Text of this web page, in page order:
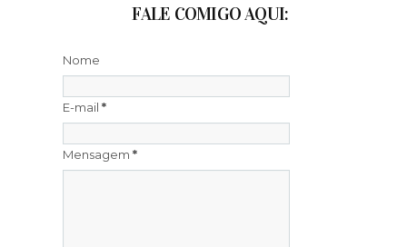
FALE COMIGO AQUI:
Nome
E-mail *
Mensagem *